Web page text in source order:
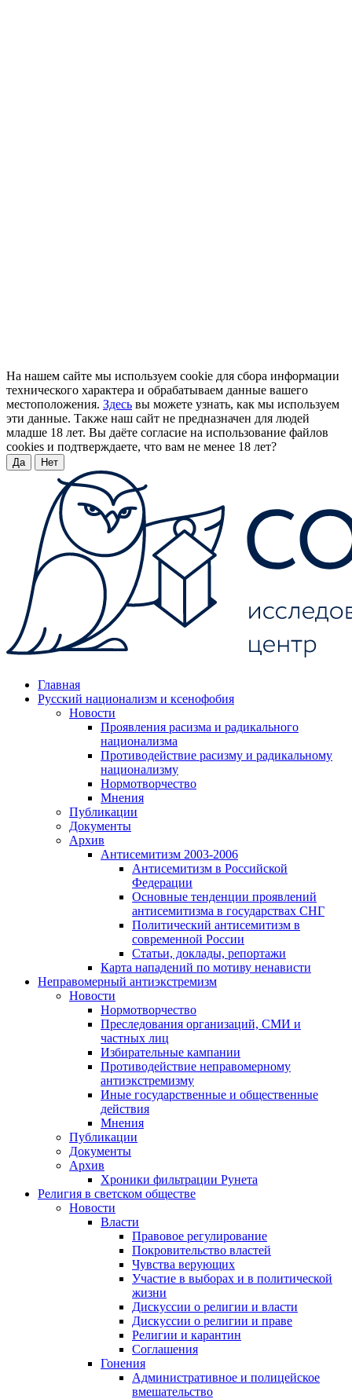
На нашем сайте мы используем cookie для сбора информации
технического характера и обрабатываем данные вашего
местоположения. Здесь вы можете узнать, как мы используем
эти данные. Также наш сайт не предназначен для людей
младше 18 лет. Вы даёте согласие на использование файлов
cookies и подтверждаете, что вам не менее 18 лет?
Да Нет
Главная
Русский национализм и ксенофобия
Новости
Проявления расизма и радикального
национализма
Противодействие расизму и радикальному
национализму
Нормотворчество
Мнения
Публикации
Документы
Архив
Антисемитизм 2003-2006
Антисемитизм в Российской
Федерации
Основные тенденции проявлений
антисемитизма в государствах СНГ
Политический антисемитизм в
современной России
Статьи, доклады, репортажи
Карта нападений по мотиву ненависти
Неправомерный антиэкстремизм
Новости
Нормотворчество
Преследования организаций, СМИ и
частных лиц
Избирательные кампании
Противодействие неправомерному
антиэкстремизму
Иные государственные и общественные
действия
Мнения
Публикации
Документы
Архив
Хроники фильтрации Рунета
Религия в светском обществе
Новости
Власти
Правовое регулирование
Покровительство властей
Чувства верующих
Участие в выборах и в политической
жизни
Дискуссии о религии и власти
Дискуссии о религии и праве
Религии и карантин
Соглашения
Гонения
Административное и полицейское
вмешательство